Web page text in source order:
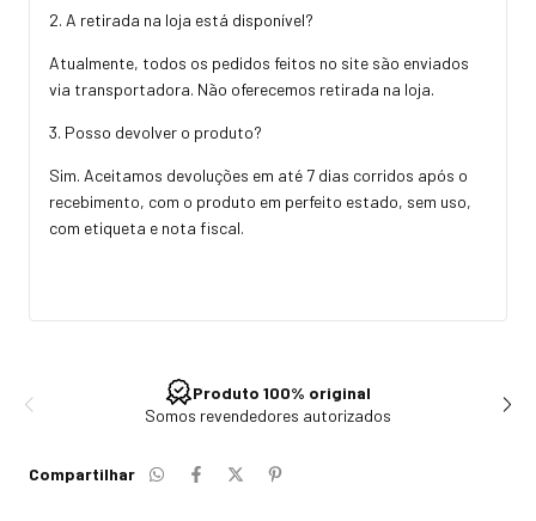
2. A retirada na loja está disponível?
Atualmente, todos os pedidos feitos no site são enviados
via transportadora. Não oferecemos retirada na loja.
3. Posso devolver o produto?
Sim. Aceitamos devoluções em até 7 dias corridos após o
recebimento, com o produto em perfeito estado, sem uso,
com etiqueta e nota fiscal.
Produto 100% original
Somos revendedores autorizados
Compartilhar